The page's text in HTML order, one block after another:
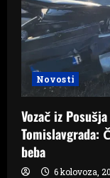
Novosti
Vozač iz
Tomislavgrada:
beba
6 kolovoza,